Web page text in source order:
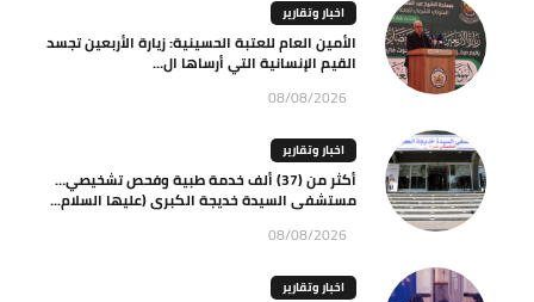
اخبار وتقارير
الأمين العام للعتبة الحسينية: زيارة الأربعين تجسد
القيم الإنسانية التي أرساها ال...
08/08/2026
اخبار وتقارير
أكثر من (37) ألف خدمة طبية وفحص تشخيصي…
مستشفى السيدة خديجة الكبرى (عليها السلام...
08/08/2026
اخبار وتقارير